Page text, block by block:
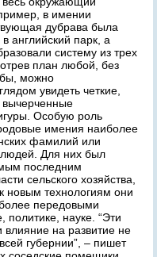
в имении
дубрава была
английский парк, а
систему из трех
план любой, без
можно
увидеть четкие,
вычерченные
Особую роль
имения наиболее
фамилий или
людей. Для них был
последним
сельского хозяйства,
новым технологиям они
передовыми
политике, науке. “Эти
влияние на развитие не
губернии”, – пишет